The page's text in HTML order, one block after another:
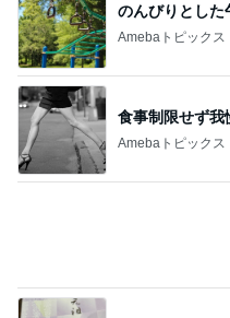
假屋崎 軽井沢
Amebaトピックス